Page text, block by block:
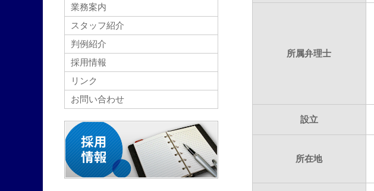
所属弁理士
設立
所在地
業務案内
スタッフ紹介
判例紹介
採用情報
リンク
お問い合わせ